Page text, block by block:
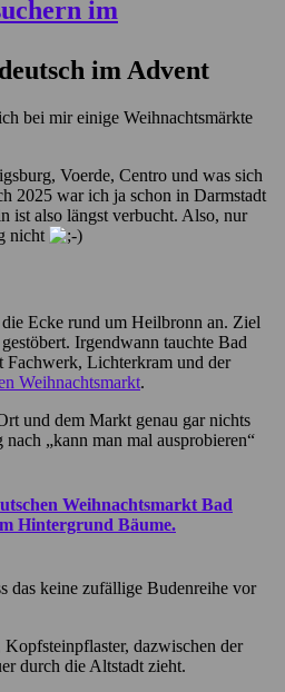
im Advent
bei mir einige Weihnachtsmärkte
Voerde, Centro und was sich
2025 war ich ja schon in Darmstadt
ist also längst verbucht. Also, nur
nicht
Ecke rund um Heilbronn an. Ziel
Irgendwann tauchte Bad
Lichterkram und der
Weihnachtsmarkt.
und dem Markt genau gar nichts
nach „kann man mal ausprobieren“
das keine zufällige Budenreihe vor
dazwischen der
durch die Altstadt zieht.